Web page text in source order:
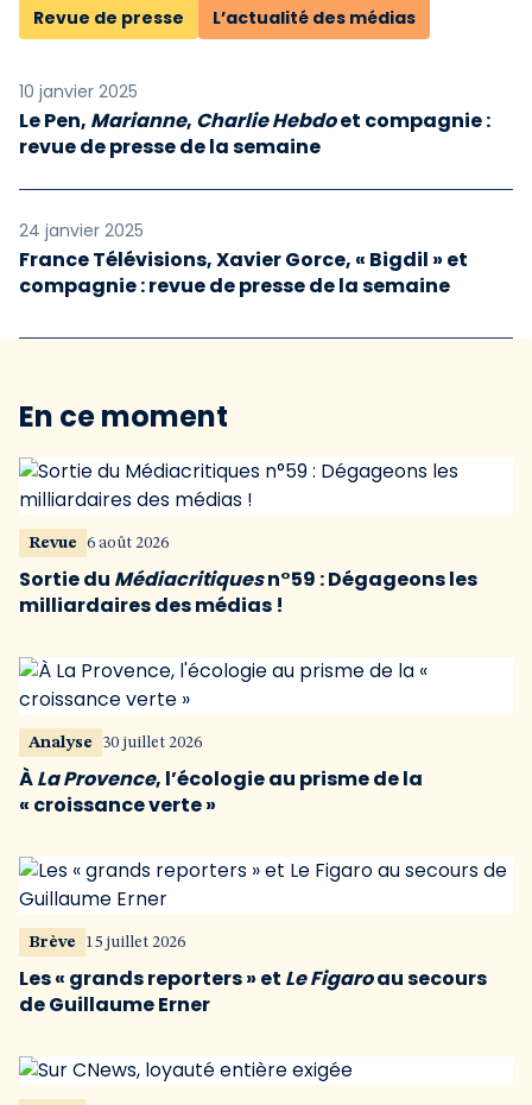
Revue de presse L’actualité des médias
10 janvier 2025
Le Pen, Marianne, Charlie Hebdoet compagnie :
revue de presse de la semaine
24 janvier 2025
France Télévisions, Xavier Gorce, « Bigdil » et
compagnie : revue de presse de la semaine
En ce moment
Revue 6 août 2026
Sortie du Médiacritiquesn°59 : Dégageons les
milliardaires des médias !
Analyse 30 juillet 2026
ÀLa Provence, l’écologie au prisme de la
« croissance verte »
Brève 15 juillet 2026
Les « grands reporters » et Le Figaroau secours
de Guillaume Erner